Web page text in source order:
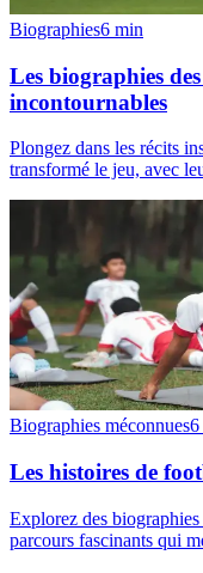
Biographies6 min
Les biographies
incontournables
Plongez dans les récits
transformé le jeu, avec
Biographies méconnues6
Les histoires de
Explorez des
parcours fascinants qui